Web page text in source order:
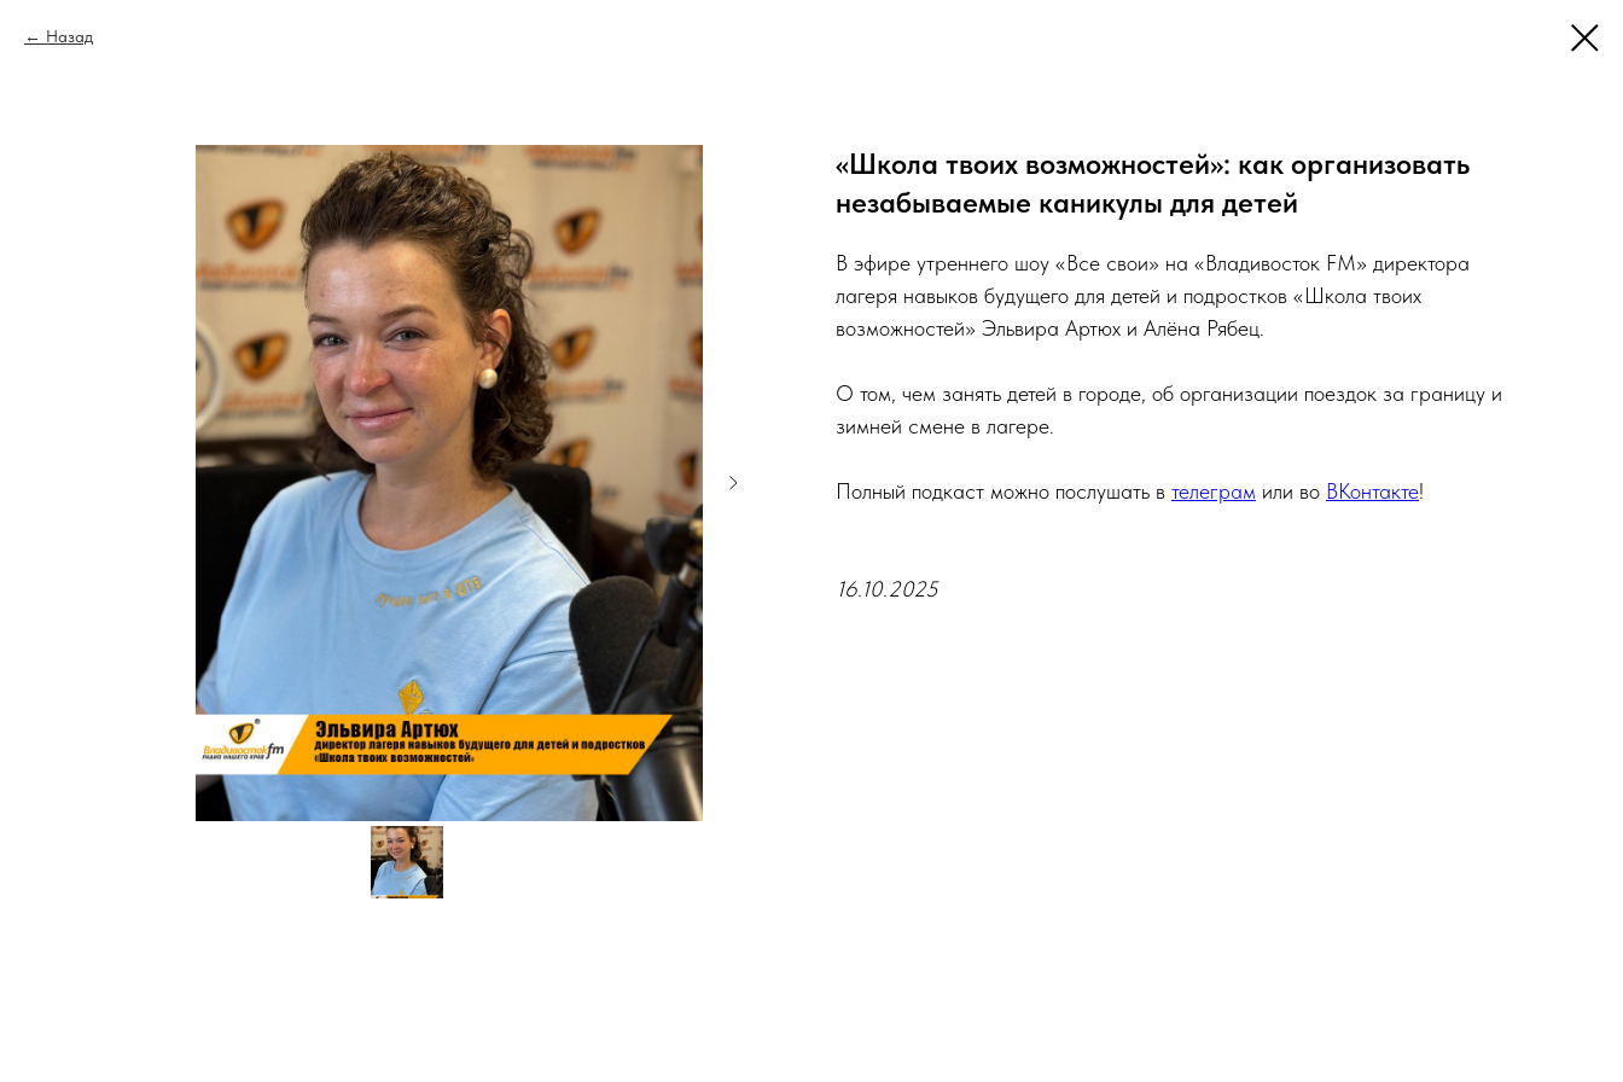
Назад
«Школа твоих возможностей»: как организовать
незабываемые каникулы для детей
В эфире утреннего шоу «Все свои» на «Владивосток FM» директора
лагеря навыков будущего для детей и подростков «Школа твоих
возможностей» Эльвира Артюх и Алёна Рябец.
О том, чем занять детей в городе, об организации поездок за границу и
зимней смене в лагере.
Полный подкаст можно послушать в телеграм или во ВКонтакте!
16.10.2025